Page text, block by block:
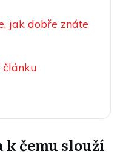
jak dobře znáte
k čemu slouží